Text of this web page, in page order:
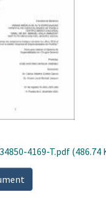
4169-T.pdf (486.74